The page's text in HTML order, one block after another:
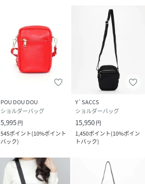
POU DOU DOU
ショルダーバッグ
5,995円
545ポイント(10%ポイント
バック)
Y`SACCS
ショルダーバッグ
15,950円
1,450ポイント(10%ポイン
トバック)